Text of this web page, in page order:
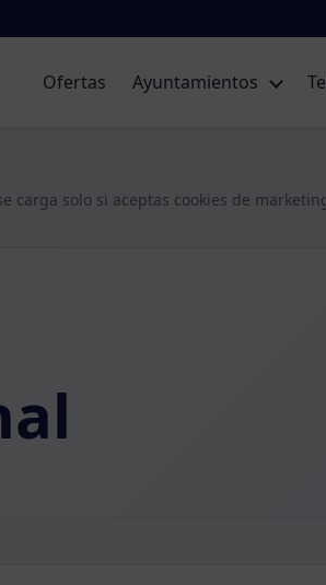
Ofertas Ayuntamientos
carga solo si aceptas cookies de